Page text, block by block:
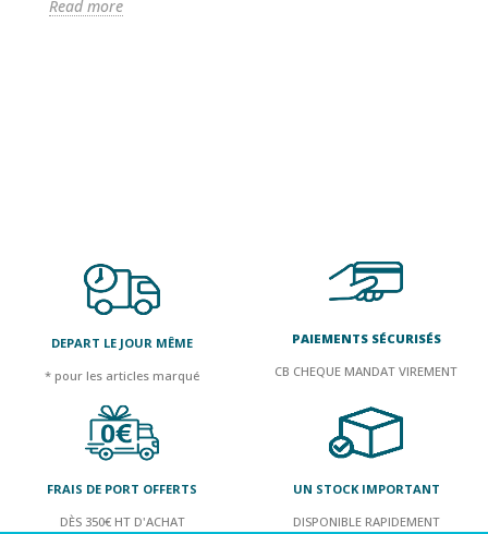
Read more
DEPART LE JOUR MÊME
* pour les articles marqué
PAIEMENTS SÉCURISÉS
CB CHEQUE MANDAT VIREMENT
FRAIS DE PORT OFFERTS
DÈS 350€ HT D'ACHAT
UN STOCK IMPORTANT
DISPONIBLE RAPIDEMENT